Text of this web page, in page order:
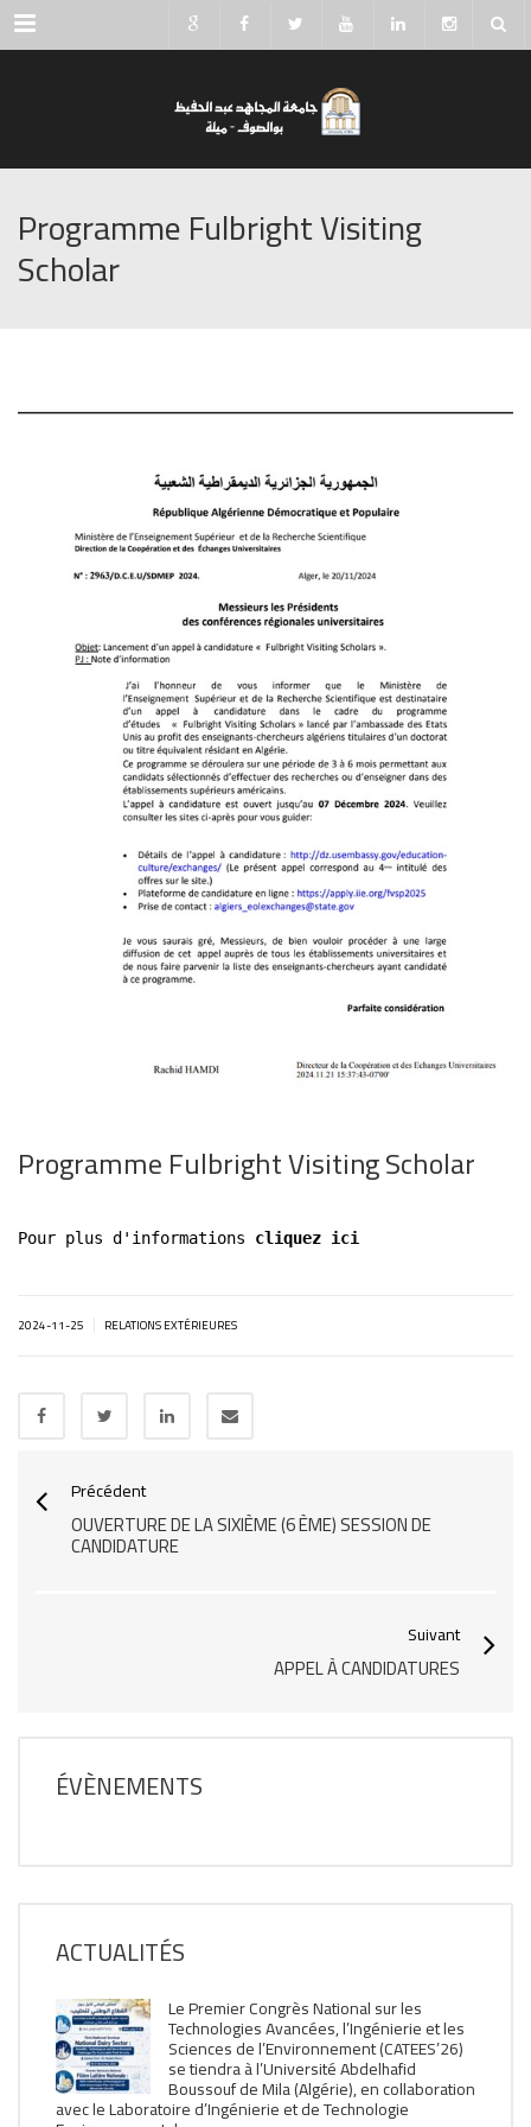
Menu
Programme Fulbright Visiting
Scholar
Programme Fulbright Visiting Scholar
Pour plus d'informations cliquez ici
2024-11-25 RELATIONS EXTÉRIEURES
Précédent
OUVERTURE DE LA SIXIÈME (6 ÈME) SESSION DE
CANDIDATURE
Suivant
APPEL À CANDIDATURES
ÉVÈNEMENTS
ACTUALITÉS
Le Premier Congrès National sur les
Technologies Avancées, l’Ingénierie et les
Sciences de l’Environnement (CATEES’26)
se tiendra à l’Université Abdelhafid
Boussouf de Mila (Algérie), en collaboration
avec le Laboratoire d’Ingénierie et de Technologie